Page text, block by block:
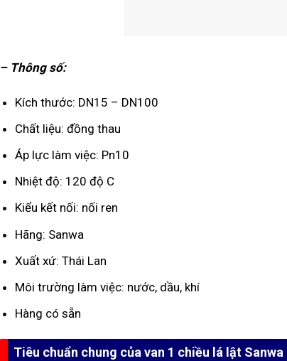
– Thông số:
Kích thước: DN15 – DN100
Chất liệu: đồng thau
Áp lực làm việc: Pn10
Nhiệt độ: 120 độ C
Kiểu kết nối: nối ren
Hãng: Sanwa
Xuất xứ: Thái Lan
Môi trường làm việc: nước, dầu, khí
Hàng có sẵn
Tiêu chuẩn chung của van 1 chiều lá lật Sanwa